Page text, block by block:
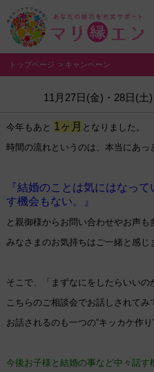
トップページ > キャンペーン
11月27日(金)・28日(
今年もあと 1ヶ月 となりました。
時間の流れというのは、本当にあっ
『結婚のことは気にはなっ
す機会もない。』
と親御様からお問い合わせやお声も
みなさまのお気持ちはご一緒と感じ
そこで、「まずなにをしたらいいの
こちらのご相談会でお話しされてみ
お話されるのも一つの“キッカケ作り”
今後お子様と結婚の事など中々話す